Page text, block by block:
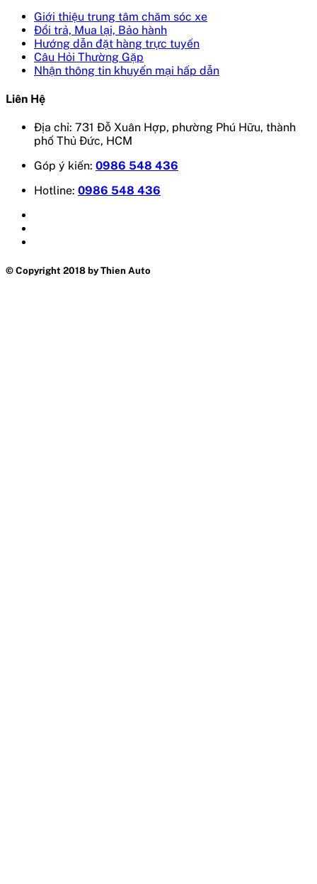
Giới thiệu trung tâm chăm sóc xe
Đổi trả, Mua lại, Bảo hành
Hướng dẫn đặt hàng trực tuyến
Câu Hỏi Thường Gặp
Nhận thông tin khuyến mại hấp dẫn
Liên Hệ
Địa chỉ: 731 Đỗ Xuân Hợp, phường Phú Hữu, thành
phố Thủ Đức, HCM
Góp ý kiến: 0986 548 436
Hotline: 0986 548 436
© Copyright 2018 by Thien Auto